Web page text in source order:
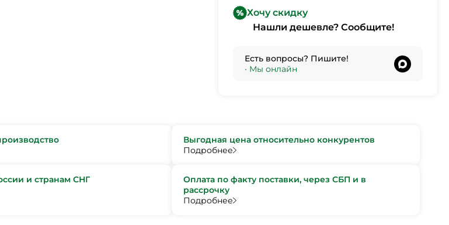
Хочу скидку
Нашли дешевле? Сообщите!
Есть вопросы? Пишите!
• Мы онлайн
Выгодная цена относительно конкурентов
Подробнее
и странам СНГ
Оплата по факту поставки, через СБП и в
рассрочку
Подробнее